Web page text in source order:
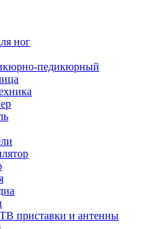
ног
педикюрный
приставки и антенны